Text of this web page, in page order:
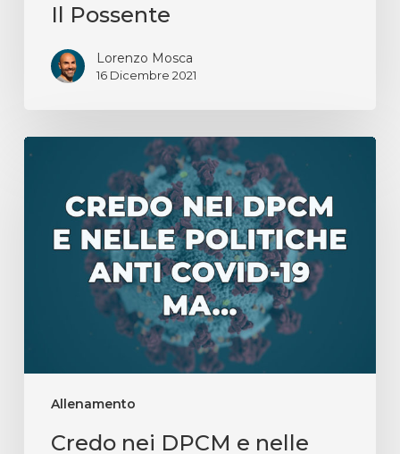
Il Possente
Lorenzo Mosca
16 Dicembre 2021
Allenamento
Credo nei DPCM e nelle